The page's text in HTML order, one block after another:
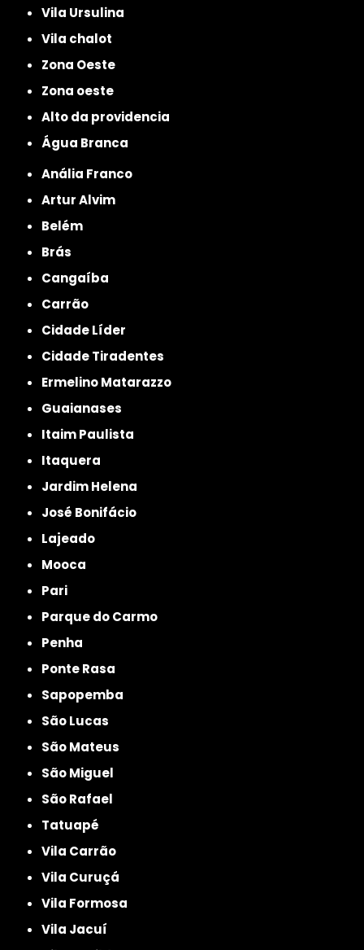
Vila Ursulina
Vila chalot
Zona Oeste
Zona oeste
alto da providencia
Água Branca
Anália Franco
Artur Alvim
Belém
Brás
Cangaíba
Carrão
Cidade Líder
Cidade Tiradentes
Ermelino Matarazzo
Guaianases
Itaim Paulista
Itaquera
Jardim Helena
José Bonifácio
Lajeado
Mooca
Pari
Parque do Carmo
Penha
Ponte Rasa
Sapopemba
São Lucas
São Mateus
São Miguel
São Rafael
Tatuapé
Vila Carrão
Vila Curuçá
Vila Formosa
Vila Jacuí